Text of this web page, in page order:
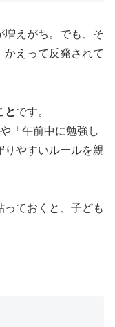
増えがち。でも、そ
かえって反発されて
とです。
「午前中に勉強し
りやすいルールを親
ておくと、子ども